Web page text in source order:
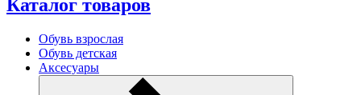
Каталог товаров
Обувь взрослая
Обувь детская
Аксесуары